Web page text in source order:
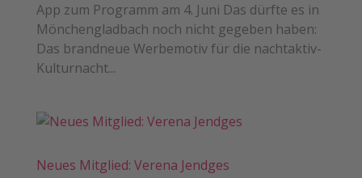
App zum Programm am 4. Juni Das dürfte es in
Mönchengladbach noch nicht gegeben haben:
Das brandneue Werbemotiv für die nachtaktiv-
Kulturnacht...
Neues Mitglied: Verena Jendges